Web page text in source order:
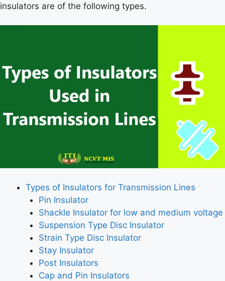
insulators are of the following types.
Types of Insulators for Transmission Lines
Pin Insulator
Shackle Insulator for low and medium voltage
Suspension Type Disc Insulator
Strain Type Disc Insulator
Stay Insulator
Post Insulators
Cap and Pin Insulators